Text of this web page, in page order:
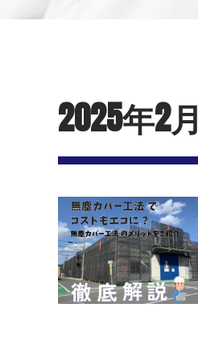
2025年2月